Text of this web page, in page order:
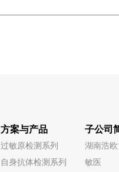
方案与产品
过敏原检测系列
自身抗体检测系列
子公司
湖南浩
敏医